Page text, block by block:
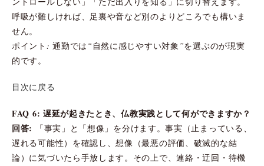
呼吸が難しければ、足裏や音など別のよりどころでも構いま
せん。
ポイント: 通勤では“自然に感じやすい対象”を選ぶのが現実
的です。
目次に戻る
FAQ 6: 遅延が起きたとき、仏教実践として何ができますか？
回答:
「事実」と「想像」を分けます。事実（止まっている、
遅れる可能性）を確認し、想像（最悪の評価、破滅的な結
論）に気づいたら手放します。その上で、連絡・迂回・待機